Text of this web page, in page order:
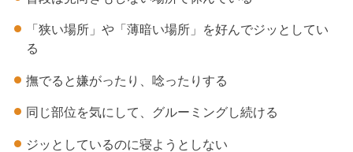
「狭い場所」や「薄暗い場所」を好んでジッとしてい
る
撫でると嫌がったり、唸ったりする
同じ部位を気にして、グルーミングし続ける
ジッとしているのに寝ようとしない